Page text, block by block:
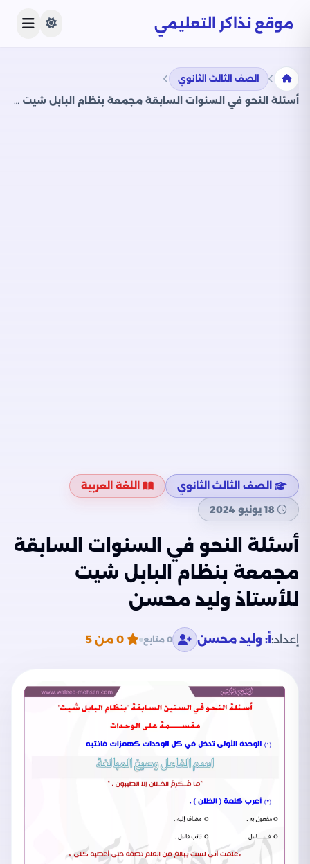
موقع نذاكر التعليمي
الصف الثالث الثانوي
أسئلة النحو في السنوات السابقة مجمعة بنظام البابل شيت للأستاذ وليد محسن
الصف الثالث الثانوي
اللغة العربية
18 يونيو 2024
أسئلة النحو في السنوات السابقة
مجمعة بنظام البابل شيت
للأستاذ وليد محسن
إعداد: أ: وليد محسن 0 متابع 0 من 5